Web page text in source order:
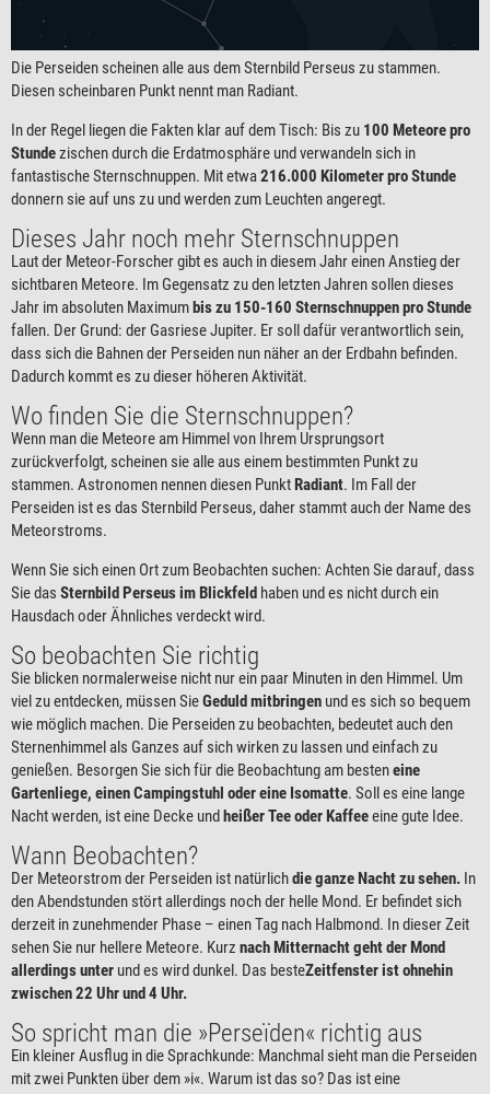
Die Perseiden scheinen alle aus dem Sternbild Perseus zu stammen.
Diesen scheinbaren Punkt nennt man Radiant.
In der Regel liegen die Fakten klar auf dem Tisch: Bis zu 100 Meteore pro
Stundezischen durch die Erdatmosphäre und verwandeln sich in
fantastische Sternschnuppen. Mit etwa216.000 Kilometer pro Stunde
donnern sie auf uns zu und werden zum Leuchten angeregt.
Dieses Jahr noch mehr Sternschnuppen
Laut der Meteor-Forscher gibt es auch in diesem Jahr einen Anstieg der
sichtbaren Meteore. Im Gegensatz zu den letzten Jahren sollen dieses
Jahr im absoluten Maximum bis zu 150-160 Sternschnuppen pro Stunde
fallen. Der Grund: der Gasriese Jupiter. Er soll dafür verantwortlich sein,
dass sich die Bahnen der Perseiden nun näher an der Erdbahn befinden.
Dadurch kommt es zu dieser höheren Aktivität.
Wo finden Sie die Sternschnuppen?
Wenn man die Meteore am Himmel von Ihrem Ursprungsort
zurückverfolgt, scheinen sie alle aus einem bestimmten Punkt zu
stammen. Astronomen nennen diesen Punkt Radiant. Im Fall der
Perseiden ist es das Sternbild Perseus, daher stammt auch der Name des
Meteorstroms.
Wenn Sie sich einen Ort zum Beobachten suchen: Achten Sie darauf, dass
Sie das Sternbild Perseus im Blickfeld haben und es nicht durch ein
Hausdach oder Ähnliches verdeckt wird.
So beobachten Sie richtig
Sie blicken normalerweise nicht nur ein paar Minuten in den Himmel. Um
viel zu entdecken, müssen SieGeduld mitbringen und es sich so bequem
wie möglich machen. Die Perseiden zu beobachten, bedeutet auch den
Sternenhimmel als Ganzes auf sich wirken zu lassen und einfach zu
genießen. Besorgen Sie sich für die Beobachtung am besteneine
Gartenliege, einen Campingstuhl oder eine Isomatte. Soll es eine lange
Nacht werden, ist eine Decke und heißer Tee oder Kaffeeeine gute Idee.
Wann Beobachten?
Der Meteorstrom der Perseiden ist natürlichdie ganze Nacht zu sehen. In
den Abendstunden stört allerdings noch der helle Mond. Er befindet sich
derzeit in zunehmender Phase – einen Tag nach Halbmond. In dieser Zeit
sehen Sie nur hellere Meteore. Kurz nach Mitternacht geht der Mond
allerdings unter und es wird dunkel. Das besteZeitfenster ist ohnehin
zwischen 22 Uhr und 4 Uhr.
So spricht man die »Perseïden« richtig aus
Ein kleiner Ausflug in die Sprachkunde: Manchmal sieht man die Perseiden
mit zwei Punkten über dem »i«. Warum ist das so? Das ist eine